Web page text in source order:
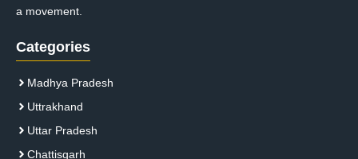
a movement.
Categories
Madhya Pradesh
Uttrakhand
Uttar Pradesh
Chattisgarh